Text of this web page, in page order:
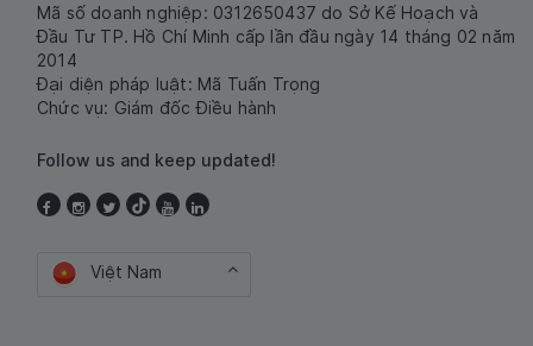
Mã số doanh nghiệp: 0312650437 do Sở Kế Hoạch và
Đầu Tư TP. Hồ Chí Minh cấp lần đầu ngày 14 tháng 02 năm
2014
Đại diện pháp luật: Mã Tuấn Trọng
Chức vụ: Giám đốc Điều hành
Follow us and keep updated!
Việt Nam